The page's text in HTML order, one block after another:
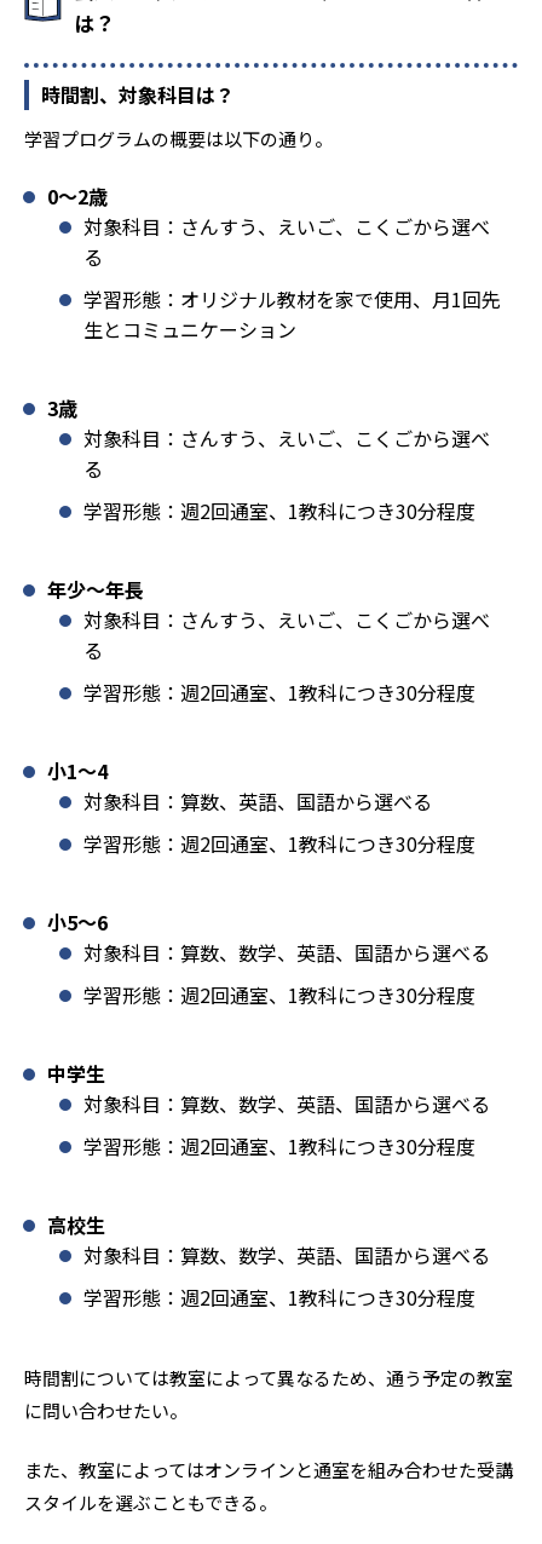
は？
時間割、対象科目は？
学習プログラムの概要は以下の通り。
0〜2歳
対象科目：さんすう、えいご、こくごから選べ
る
学習形態：オリジナル教材を家で使用、月1回先
生とコミュニケーション
3歳
対象科目：さんすう、えいご、こくごから選べ
る
学習形態：週2回通室、1教科につき30分程度
年少〜年長
対象科目：さんすう、えいご、こくごから選べ
る
学習形態：週2回通室、1教科につき30分程度
小1️〜4
対象科目：算数、英語、国語から選べる
学習形態：週2回通室、1教科につき30分程度
小5〜6
対象科目：算数、数学、英語、国語から選べる
学習形態：週2回通室、1教科につき30分程度
中学生
対象科目：算数、数学、英語、国語から選べる
学習形態：週2回通室、1教科につき30分程度
高校生
対象科目：算数、数学、英語、国語から選べる
学習形態：週2回通室、1教科につき30分程度
時間割については教室によって異なるため、通う予定の教室
に問い合わせたい。
また、教室によってはオンラインと通室を組み合わせた受講
スタイルを選ぶこともできる。